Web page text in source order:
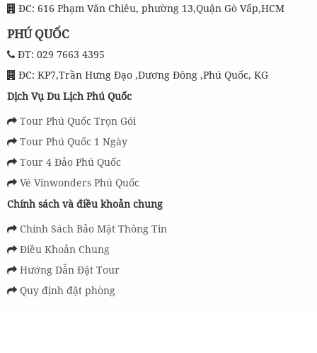
ĐC: 616 Phạm Văn Chiêu, phường 13,Quận Gò Vấp,HCM
PHÚ QUỐC
ĐT: 029 7663 4395
ĐC: KP7,Trần Hưng Đạo ,Dương Đông ,Phú Quốc, KG
Dịch Vụ Du Lịch Phú Quốc
Tour Phú Quốc Trọn Gói
Tour Phú Quốc 1 Ngày
Tour 4 Đảo Phú Quốc
Vé Vinwonders Phú Quốc
Chính sách và điều khoản chung
Chính Sách Bảo Mật Thông Tin
Điều Khoản Chung
Hướng Dẫn Đặt Tour
Quy định đặt phòng